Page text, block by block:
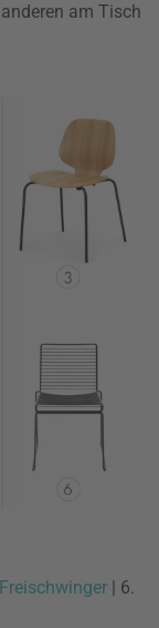
am Tisch
Freischwinger | 6.